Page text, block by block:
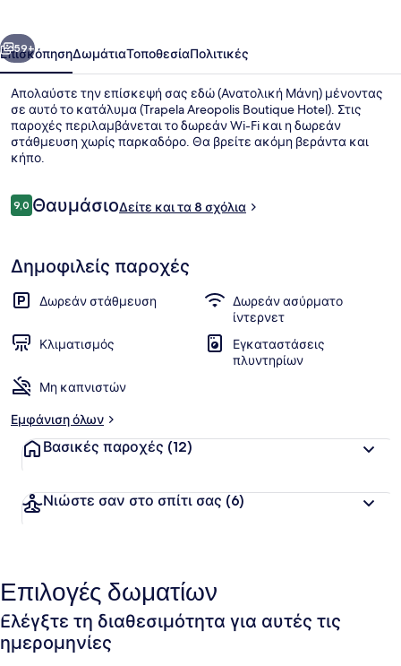
Επόμενο
59+
ΕπισκόπησηΔωμάτιαΤοποθεσίαΠολιτικές
Απολαύστε την επίσκεψή σας εδώ (Ανατολική Μάνη) μένοντας
σε αυτό το κατάλυμα (Trapela Areopolis Boutique Hotel). Στις
παροχές περιλαμβάνεται το δωρεάν Wi-Fi και η δωρεάν
στάθμευση χωρίς παρκαδόρο. Θα βρείτε ακόμη βεράντα και
κήπο.
Σχόλια
9,09,0 στα 10
ΘαυμάσιοΔείτε και τα 8 σχόλια
Δημοφιλείς παροχές
Δωρεάν στάθμευση
Δωρεάν ασύρματο
ίντερνετ
Κλιματισμός
Εγκαταστάσεις
πλυντηρίων
Μη καπνιστών
Εμφάνιση όλων
Βασικές παροχές (12)
Νιώστε σαν στο σπίτι σας (6)
Επιλογές δωματίων
Ελέγξτε τη διαθεσιμότητα για αυτές τις
ημερομηνίες